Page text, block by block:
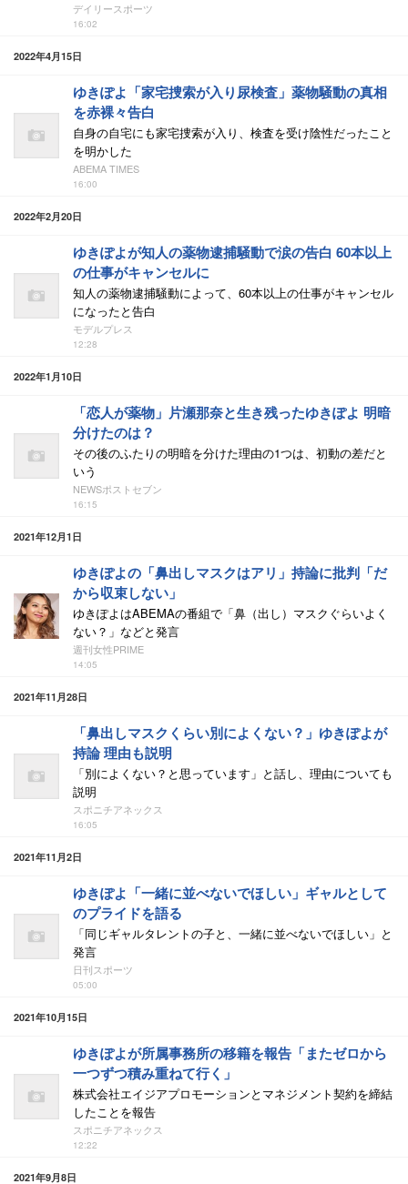
デイリースポーツ
16:02
2022年4月15日
ゆきぽよ「家宅捜索が入り尿検査」薬物騒動の真相
を赤裸々告白
自身の自宅にも家宅捜索が入り、検査を受け陰性だったこと
を明かした
ABEMA TIMES
16:00
2022年2月20日
ゆきぽよが知人の薬物逮捕騒動で涙の告白 60本以上
の仕事がキャンセルに
知人の薬物逮捕騒動によって、60本以上の仕事がキャンセル
になったと告白
モデルプレス
12:28
2022年1月10日
「恋人が薬物」片瀬那奈と生き残ったゆきぽよ 明暗
分けたのは？
その後のふたりの明暗を分けた理由の1つは、初動の差だと
いう
NEWSポストセブン
16:15
2021年12月1日
ゆきぽよの「鼻出しマスクはアリ」持論に批判「だ
から収束しない」
ゆきぽよはABEMAの番組で「鼻（出し）マスクぐらいよく
ない？」などと発言
週刊女性PRIME
14:05
2021年11月28日
「鼻出しマスクくらい別によくない？」ゆきぽよが
持論 理由も説明
「別によくない？と思っています」と話し、理由についても
説明
スポニチアネックス
16:05
2021年11月2日
ゆきぽよ「一緒に並べないでほしい」ギャルとして
のプライドを語る
「同じギャルタレントの子と、一緒に並べないでほしい」と
発言
日刊スポーツ
05:00
2021年10月15日
ゆきぽよが所属事務所の移籍を報告「またゼロから
一つずつ積み重ねて行く」
株式会社エイジアプロモーションとマネジメント契約を締結
したことを報告
スポニチアネックス
12:22
2021年9月8日